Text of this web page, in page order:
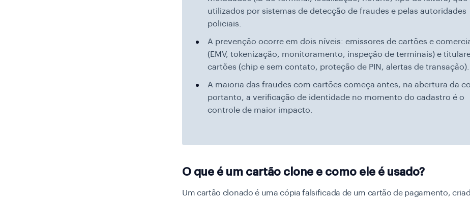
utilizados por sistemas de detecção de fraudes e pelas autoridades
policiais.
A prevenção ocorre em dois níveis: emissores de cartões e
(EMV, tokenização, monitoramento, inspeção de terminais) e
cartões (chip e sem contato, proteção de PIN, alertas de transação).
A maioria das fraudes com cartões começa antes, na abertura da
portanto, a verificação de identidade no momento do cadastro é o
controle de maior impacto.
O que é um cartão clone e como ele é usado?
Um cartão clonado é uma cópia falsificada de um cartão de pagamento,